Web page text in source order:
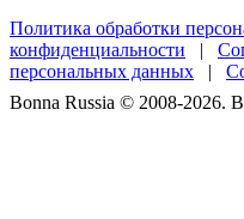
Политика обработки
конфиденциальности |
персональных данных |
Bonna Russia © 2008-2026.